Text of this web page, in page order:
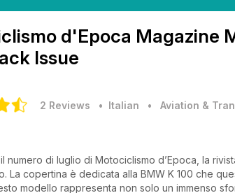
d'Epoca Magazine
Issue
2 Reviews • Italian • Aviation &
il numero di luglio di Motociclismo d’Epoca, la
La copertina è dedicata alla BMW K 100 che
modello rappresenta non solo un immenso